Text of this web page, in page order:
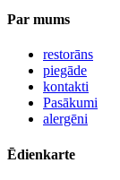
Par mums
restorāns
piegāde
kontakti
Pasākumi
alergēni
Ēdienkarte